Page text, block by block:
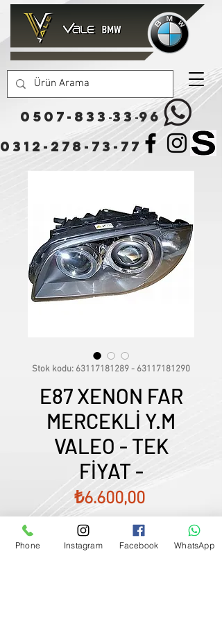
0507-833 -33-96
0312-278-73-77
Stok kodu: 63117181289 - 63117181290
E87 XENON FAR
MERCEKLİ Y.M
VALEO - TEK
FİYAT -
₺6.600,00Fiyat
Satış Temsilcimizle Görüşün
Phone Instagram Facebook WhatsApp